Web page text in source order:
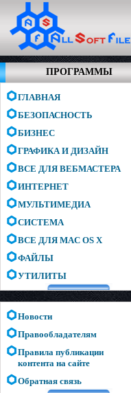
ПРОГРАММЫ
ГЛАВНАЯ
БЕЗОПАСНОСТЬ
БИЗНЕС
ГРАФИКА И ДИЗАЙН
ВСЕ ДЛЯ ВЕБМАСТЕРА
ИНТЕРНЕТ
МУЛЬТИМЕДИА
СИСТЕМА
ВСЕ ДЛЯ MAC OS X
ФАЙЛЫ
УТИЛИТЫ
Новости
Правообладателям
Правила публикации
контента на сайте
Обратная связь